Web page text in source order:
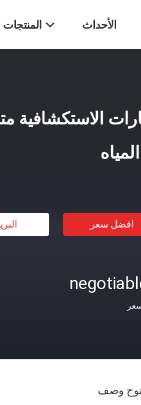
المنتجات الأحداث
الاستكشافية
افضل سعر
وصف